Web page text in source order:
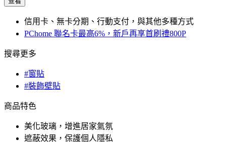
信用卡、無卡分期、行動支付，與其他多種方式
PChome 聯名卡最高6%，新戶再享首刷禮800P
搜尋更多
#窗貼
#裝飾壁貼
商品特色
美化玻璃，增進居家氣氛
遮蔽效果，保護個人隱私